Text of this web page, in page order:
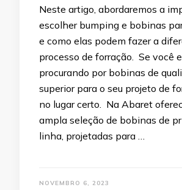
Neste artigo, abordaremos a
escolher bumping e bobinas
e como elas podem fazer a
processo de forração. Se você
procurando por bobinas de
superior para o seu projeto de
no lugar certo. Na Abaret
ampla seleção de bobinas de
linha, projetadas para …
NOVEMBRO 6, 2023